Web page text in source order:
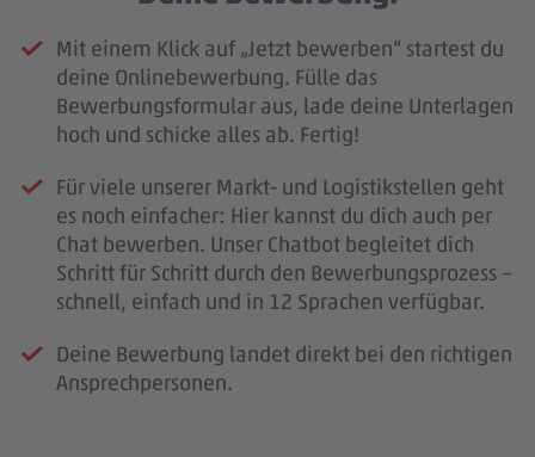
Mit einem Klick auf „Jetzt bewerben“ startest du
deine Onlinebewerbung. Fülle das
Bewerbungsformular aus, lade deine Unterlagen
hoch und schicke alles ab. Fertig!
Für viele unserer Markt- und Logistikstellen geht
es noch einfacher: Hier kannst du dich auch per
Chat bewerben. Unser Chatbot begleitet dich
Schritt für Schritt durch den Bewerbungsprozess –
schnell, einfach und in 12 Sprachen verfügbar.
Deine Bewerbung landet direkt bei den richtigen
Ansprechpersonen.